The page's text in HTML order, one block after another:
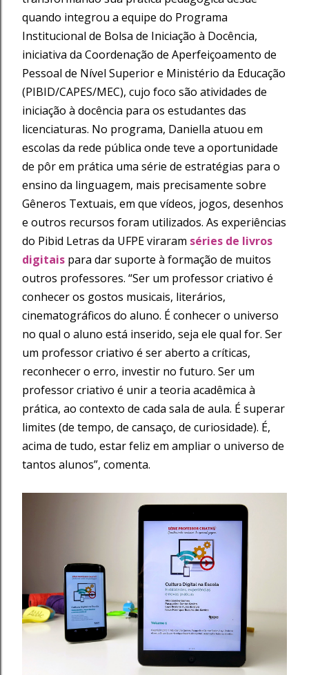
quando integrou a equipe do Programa
Institucional de Bolsa de Iniciação à Docência,
iniciativa da Coordenação de Aperfeiçoamento de
Pessoal de Nível Superior e Ministério da Educação
(PIBID/CAPES/MEC), cujo foco são atividades de
iniciação à docência para os estudantes das
licenciaturas. No programa, Daniella atuou em
escolas da rede pública onde teve a oportunidade
de pôr em prática uma série de estratégias para o
ensino da linguagem, mais precisamente sobre
Gêneros Textuais, em que vídeos, jogos, desenhos
e outros recursos foram utilizados. As experiências
do Pibid Letras da UFPE viraram séries de livros
digitais para dar suporte à formação de muitos
outros professores. “Ser um professor criativo é
conhecer os gostos musicais, literários,
cinematográficos do aluno. É conhecer o universo
no qual o aluno está inserido, seja ele qual for. Ser
um professor criativo é ser aberto a críticas,
reconhecer o erro, investir no futuro. Ser um
professor criativo é unir a teoria acadêmica à
prática, ao contexto de cada sala de aula. É superar
limites (de tempo, de cansaço, de curiosidade). É,
acima de tudo, estar feliz em ampliar o universo de
tantos alunos”, comenta.